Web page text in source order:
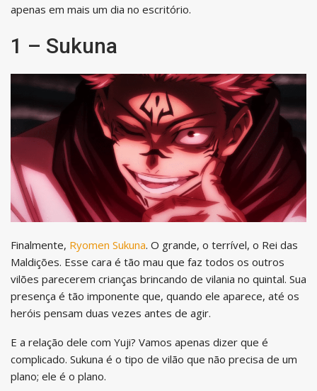
apenas em mais um dia no escritório.
1 – Sukuna
Finalmente, Ryomen Sukuna. O grande, o terrível, o Rei das
Maldições. Esse cara é tão mau que faz todos os outros
vilões parecerem crianças brincando de vilania no quintal. Sua
presença é tão imponente que, quando ele aparece, até os
heróis pensam duas vezes antes de agir.
E a relação dele com Yuji? Vamos apenas dizer que é
complicado. Sukuna é o tipo de vilão que não precisa de um
plano; ele é o plano.